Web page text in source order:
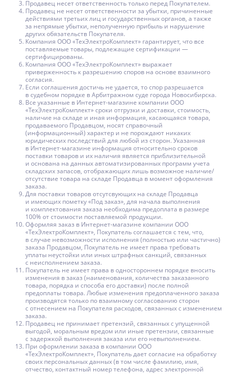
Продавец несет ответственность только перед Покупателем.
Продавец не несет ответственности за убытки, причиненные
действиями третьих лиц и государственных органов, а также
за непрямые убытки, неполученную прибыль и нарушение
других обязательств Покупателя.
Компания ООО «ТехЭлектроКомплект» гарантирует, что все
поставляемые товары, подлежащие сертификации —
сертифицированы.
Компания ООО «ТехЭлектроКомплект» выражает
приверженность к разрешению споров на основе взаимного
согласия.
Если соглашения достичь не удается, то спор разрешается
в судебном порядке в Арбитражном суде города Новосибирска.
Все указанные в Интернет-магазине компании ООО
«ТехЭлектроКомплект» сроки отгрузки и доставки, стоимость,
наличие на складе и иная информация, касающаяся товара,
продаваемого Продавцом, носят справочный
(информационный) характер и не порождают никаких
юридических последствий для любой из сторон. Указанная
в Интернет-магазине информация относительно сроков
поставки товаров и их наличия является приблизительной
и основана на данных автоматизированных программ учета
складских запасов, отображающих лишь возможное наличие/
отсутствие товара на складе Продавца в момент оформления
заказа.
Для поставки товаров отсутсвующих на складе Продавца
и имеющих пометку «Под заказ», для начала выполнения
и комплектования заказа необходима предоплата в размере
100% от стоимости поставляемой продукции.
Оформляя заказ в Интернет-магазине компании ООО
«ТехЭлектроКомплект», Покупатель соглашается с тем, что,
в случае невозможности исполнения (полностью или частично)
заказа Продавцом, Покупатель не имеет права требовать
уплаты неустойки или иных штрафных санкций, связанных
с неисполнением заказа.
Покупатель не имеет права в одностороннем порядке вносить
изменения в заказ (наименования, количества заказанного
товара, порядка и способа его доставки) после полной
предоплаты товара. Любые изменения предоплаченного заказа
производятся только по взаимному согласованию сторон
с отнесением на Покупателя расходов, связанных с изменением
заказа.
Продавец не принимает претензий, связанных с упущенной
выгодой, моральным вредом или иные претензии, связанные
с задержкой выполнения заказа или его невыполнением.
При оформлении заказа в компании ООО
«ТехЭлектроКомплект», Покупатель дает согласие на обработку
своих персональных данных (в том числе фамилию, имя,
отчество, контактный номер телефона, адрес электронной